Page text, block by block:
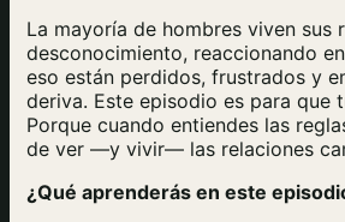
La mayoría de hombres viven sus
desconocimiento, reaccionando
eso están perdidos, frustrados y
deriva. Este episodio es para que
Porque cuando entiendes las
de ver —y vivir— las relaciones
¿Qué aprenderás en este